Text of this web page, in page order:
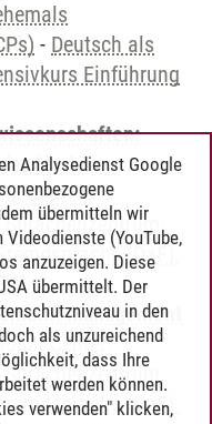
- Deutsch als
Einführung
Moderne
Center:
(DaF).
Management
Center:
(DaF).
Analysedienst Google
übermitteln wir
(YouTube,
anzuzeigen. Diese
übermittelt. Der
in den
als unzureichend
dass Ihre
werden können.
verwenden" klicken,